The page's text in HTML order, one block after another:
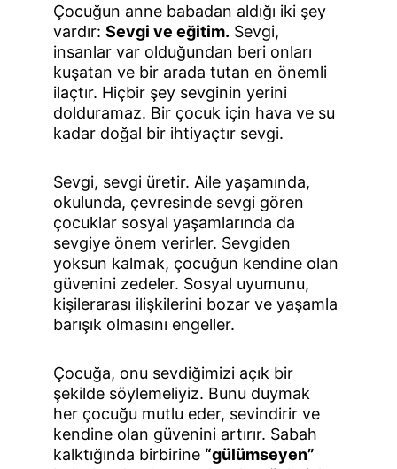
Çocuğun anne babadan aldığı iki şey
vardır: Sevgi ve eğitim. Sevgi,
insanlar var olduğundan beri onları
kuşatan ve bir arada tutan en önemli
ilaçtır. Hiçbir şey sevginin yerini
dolduramaz. Bir çocuk için hava ve su
kadar doğal bir ihtiyaçtır sevgi.
Sevgi, sevgi üretir. Aile yaşamında,
okulunda, çevresinde sevgi gören
çocuklar sosyal yaşamlarında da
sevgiye önem verirler. Sevgiden
yoksun kalmak, çocuğun kendine olan
güvenini zedeler. Sosyal uyumunu,
kişilerarası ilişkilerini bozar ve yaşamla
barışık olmasını engeller.
Çocuğa, onu sevdiğimizi açık bir
şekilde söylemeliyiz. Bunu duymak
her çocuğu mutlu eder, sevindirir ve
kendine olan güvenini artırır. Sabah
kalktığında birbirine “gülümseyen”